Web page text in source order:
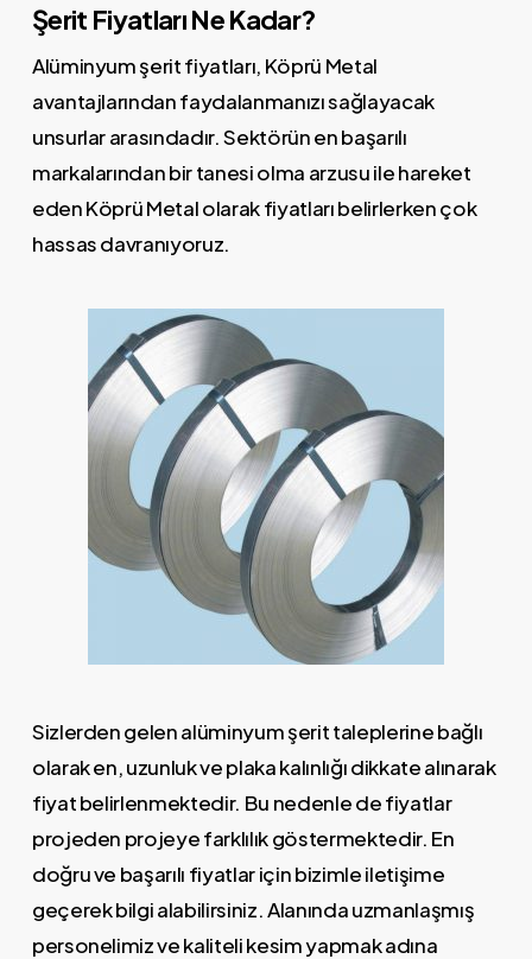
Şerit Fiyatları Ne Kadar?
Alüminyum şerit fiyatları, Köprü Metal
avantajlarından faydalanmanızı sağlayacak
unsurlar arasındadır. Sektörün en başarılı
markalarından bir tanesi olma arzusu ile hareket
eden Köprü Metal olarak fiyatları belirlerken çok
hassas davranıyoruz.
Sizlerden gelen alüminyum şerit taleplerine bağlı
olarak en, uzunluk ve plaka kalınlığı dikkate alınarak
fiyat belirlenmektedir. Bu nedenle de fiyatlar
projeden projeye farklılık göstermektedir. En
doğru ve başarılı fiyatlar için bizimle iletişime
geçerek bilgi alabilirsiniz. Alanında uzmanlaşmış
personelimiz ve kaliteli kesim yapmak adına